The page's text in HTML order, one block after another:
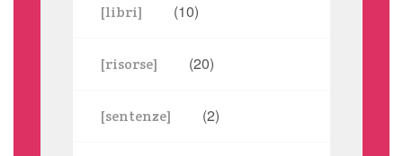
[libri] (10)
[risorse] (20)
[sentenze] (2)